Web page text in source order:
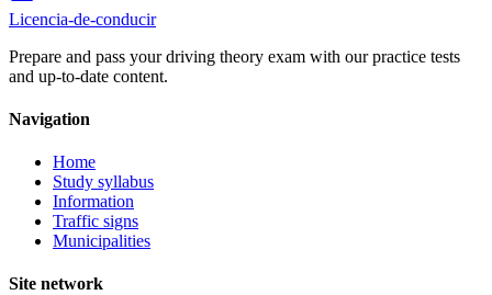
Licencia-de-conducir
Prepare and pass your driving theory exam with our practice tests
and up-to-date content.
Navigation
Home
Study syllabus
Information
Traffic signs
Municipalities
Site network